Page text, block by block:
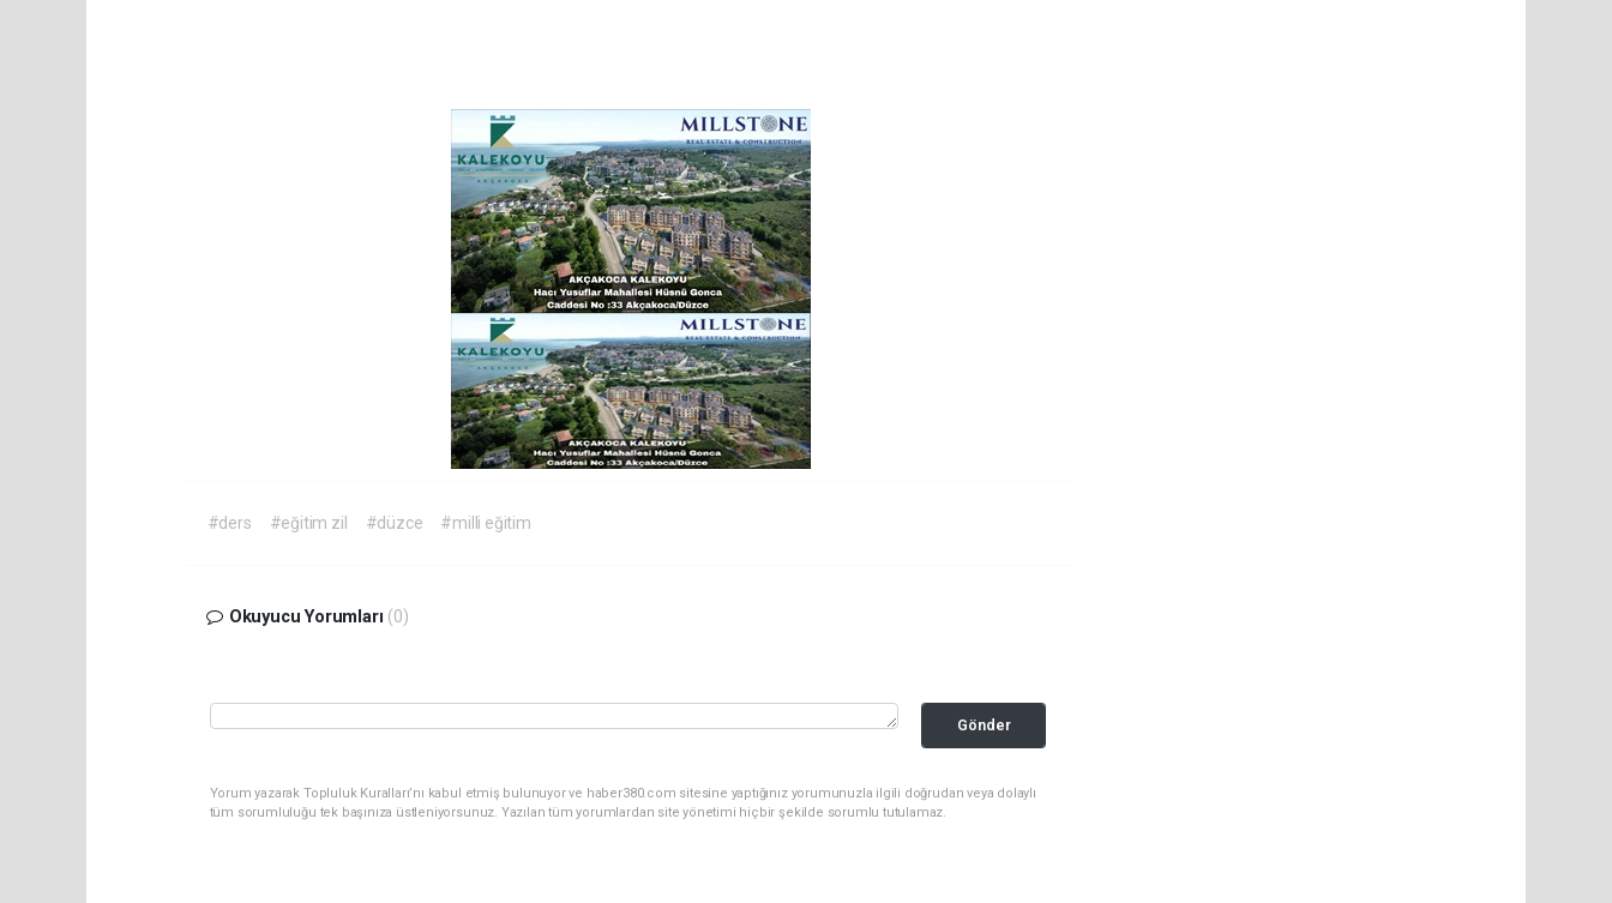
#ders #eğitim zil #düzce #milli eğitim
Okuyucu Yorumları (0)
Gönder
Yorum yazarak Topluluk Kuralları’nı kabul etmiş bulunuyor ve haber380.com sitesine yaptığınız yorumunuzla ilgili doğrudan veya dolaylı
tüm sorumluluğu tek başınıza üstleniyorsunuz. Yazılan tüm yorumlardan site yönetimi hiçbir şekilde sorumlu tutulamaz.